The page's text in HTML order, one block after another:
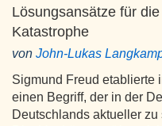
Lösungsansätze für
Katastrophe
von John-Lukas
Sigmund Freud etablierte
einen Begriff, der in der
Deutschlands aktueller